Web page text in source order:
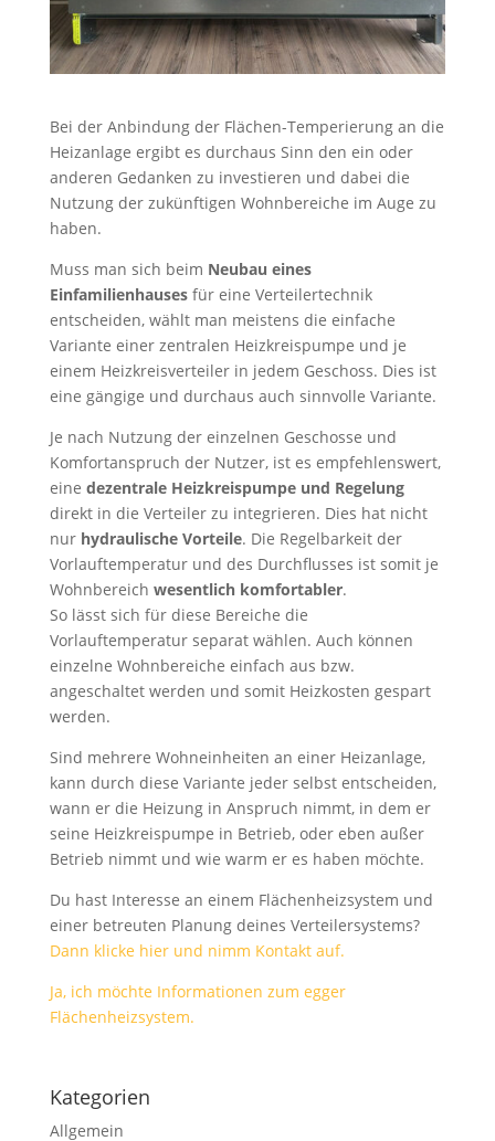
Bei der Anbindung der Flächen-Temperierung an die
Heizanlage ergibt es durchaus Sinn den ein oder
anderen Gedanken zu investieren und dabei die
Nutzung der zukünftigen Wohnbereiche im Auge zu
haben.
Muss man sich beim Neubau eines
Einfamilienhausesfür eine Verteilertechnik
entscheiden, wählt man meistens die einfache
Variante einer zentralen Heizkreispumpe und je
einem Heizkreisverteiler in jedem Geschoss. Dies ist
eine gängige und durchaus auch sinnvolle Variante.
Je nach Nutzung der einzelnen Geschosse und
Komfortanspruch der Nutzer, ist es empfehlenswert,
eine dezentrale Heizkreispumpe und Regelung
direkt in die Verteiler zu integrieren. Dies hat nicht
nur hydraulische Vorteile. Die Regelbarkeit der
Vorlauftemperatur und des Durchflusses ist somit je
Wohnbereich wesentlich komfortabler.
So lässt sich für diese Bereiche die
Vorlauftemperatur separat wählen. Auch können
einzelne Wohnbereiche einfach aus bzw.
angeschaltet werden und somit Heizkosten gespart
werden.
Sind mehrere Wohneinheiten an einer Heizanlage,
kann durch diese Variante jeder selbst entscheiden,
wann er die Heizung in Anspruch nimmt, in dem er
seine Heizkreispumpe in Betrieb, oder eben außer
Betrieb nimmt und wie warm er es haben möchte.
Du hast Interesse an einem Flächenheizsystem und
einer betreuten Planung deines Verteilersystems?
Dann klicke hier und nimm Kontakt auf.
Ja, ich möchte Informationen zum egger
Flächenheizsystem.
Kategorien
Allgemein